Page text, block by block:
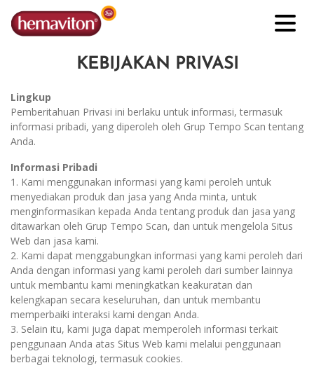
KEBIJAKAN PRIVASI
Lingkup
Pemberitahuan Privasi ini berlaku untuk informasi, termasuk
informasi pribadi, yang diperoleh oleh Grup Tempo Scan tentang
Anda.
Informasi Pribadi
1. Kami menggunakan informasi yang kami peroleh untuk
menyediakan produk dan jasa yang Anda minta, untuk
menginformasikan kepada Anda tentang produk dan jasa yang
ditawarkan oleh Grup Tempo Scan, dan untuk mengelola Situs
Web dan jasa kami.
2. Kami dapat menggabungkan informasi yang kami peroleh dari
Anda dengan informasi yang kami peroleh dari sumber lainnya
untuk membantu kami meningkatkan keakuratan dan
kelengkapan secara keseluruhan, dan untuk membantu
memperbaiki interaksi kami dengan Anda.
3. Selain itu, kami juga dapat memperoleh informasi terkait
penggunaan Anda atas Situs Web kami melalui penggunaan
berbagai teknologi, termasuk cookies.